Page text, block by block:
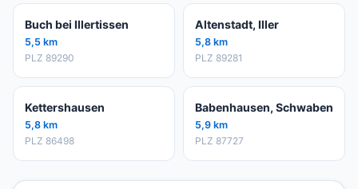
Buch bei Illertissen
5,5 km
PLZ 89290
Altenstadt, Iller
5,8 km
PLZ 89281
Kettershausen
5,8 km
PLZ 86498
Babenhausen, Schwaben
5,9 km
PLZ 87727